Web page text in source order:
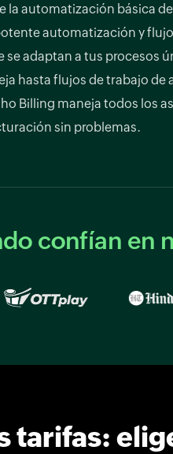
la automatización básica
automatización y
se adaptan a tus procesos
hasta flujos de trabajo de
Billing maneja todos los
sin problemas.
confían en
tarifas: